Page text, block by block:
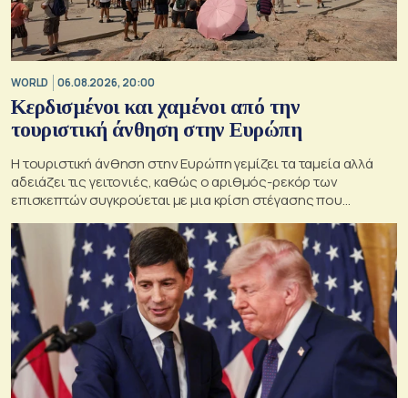
WORLD 06.08.2026, 20:00
Κερδισμένοι και χαμένοι από την
τουριστική άνθηση στην Ευρώπη
Η τουριστική άνθηση στην Ευρώπη γεμίζει τα ταμεία αλλά
αδειάζει τις γειτονιές, καθώς ο αριθμός-ρεκόρ των
επισκεπτών συγκρούεται με μια κρίση στέγασης που